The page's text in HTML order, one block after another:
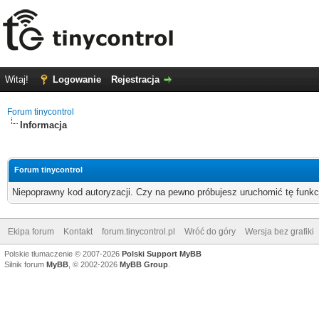
Witaj! Logowanie Rejestracja
Forum tinycontrol
Informacja
Forum tinycontrol
Niepoprawny kod autoryzacji. Czy na pewno próbujesz uruchomić tę
Ekipa forum Kontakt forum.tinycontrol.pl Wróć do góry Wersja bez grafiki
Polskie tłumaczenie © 2007-2026 Polski Support MyBB
Silnik forum MyBB , © 2002-2026 MyBB Group